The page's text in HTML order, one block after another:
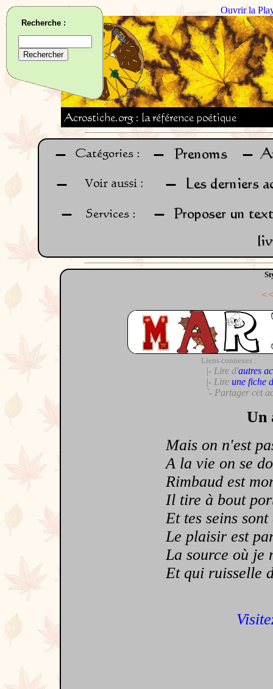
Ouvrir la
Liens connexes :
|- Lire d'autres
|- Lire une fiche
`- Partager cet
Un
Mais on n'est
A la vie on se
Rimbaud est
Il tire à bout
Et tes seins sont
Le plaisir est
La source où je
Et qui ruisselle
Recherche :